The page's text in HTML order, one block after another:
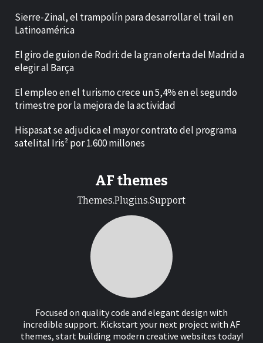
Sierre-Zinal, el trampolín para desarrollar el trail en
Latinoamérica
El giro de guion de Rodri: de la gran oferta del Madrid a
elegir al Barça
El empleo en el turismo crece un 5,4% en el segundo
trimestre por la mejora de la actividad
Hispasat se adjudica el mayor contrato del programa
satelital Iris² por 1.600 millones
AF themes
Themes.Plugins.Support
Focused on quality code and elegant design with
incredible support. Kickstart your next project with AF
themes, start building modern creative websites today!